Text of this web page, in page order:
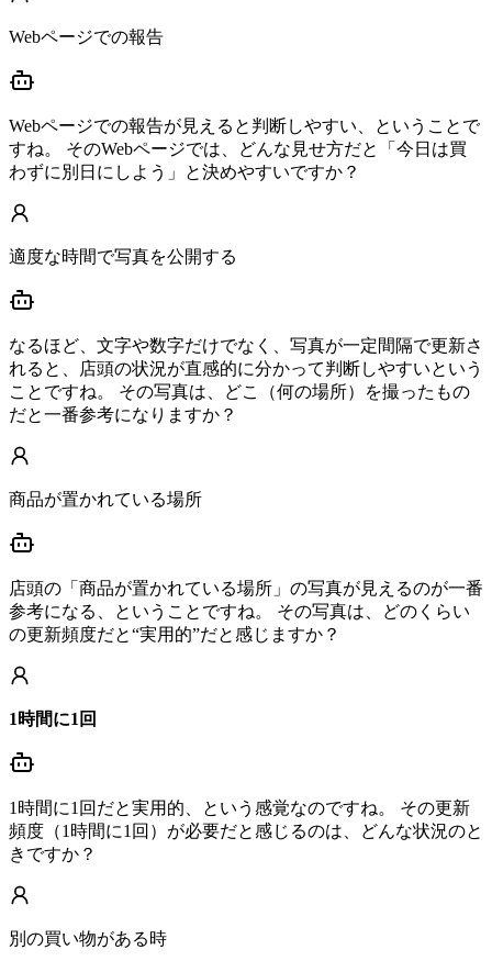
Webページでの報告
Webページでの報告が見えると判断しやすい、ということで
すね。 そのWebページでは、どんな見せ方だと「今日は買
わずに別日にしよう」と決めやすいですか？
適度な時間で写真を公開する
なるほど、文字や数字だけでなく、写真が一定間隔で更新さ
れると、店頭の状況が直感的に分かって判断しやすいという
ことですね。 その写真は、どこ（何の場所）を撮ったもの
だと一番参考になりますか？
商品が置かれている場所
店頭の「商品が置かれている場所」の写真が見えるのが一番
参考になる、ということですね。 その写真は、どのくらい
の更新頻度だと“実用的”だと感じますか？
1時間に1回
1時間に1回だと実用的、という感覚なのですね。 その更新
頻度（1時間に1回）が必要だと感じるのは、どんな状況のと
きですか？
別の買い物がある時